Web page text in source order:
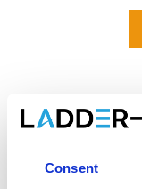
Consent
Eurostairs
marches